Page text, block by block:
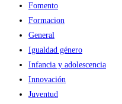
Fomento
Formacion
General
Igualdad género
Infancia y adolescencia
Innovación
Juventud